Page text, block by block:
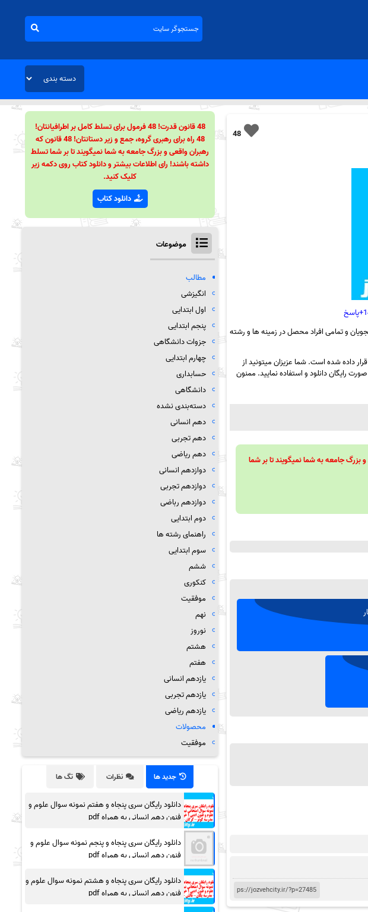
48
و تمامی افراد محصل در زمینه ها و رشته
داده شده است. شما عزیزان میتونید از
رایگان دانلود و استفاده نمایید. ممنون
رهبری گروه، جمع و زیر دستانتان! 48 قانون که رهبران واقعی و بزرگ جامعه به شما نمیگویند تا بر شما
48 قانون قدرت! 48 فرمول برای تسلط کامل بر اطرافیانتان!
48 راه برای رهبری گروه، جمع و زیر دستانتان! 48 قانون که
رهبران واقعی و بزرگ جامعه به شما نمیگویند تا بر شما تسلط
داشته باشند! رای اطلاعات بیشتر و دانلود کتاب روی دکمه زیر
کلیک کنید.
دانلود کتاب
موضوعات
مطالب
انگیزشی
اول ابتدایی
پنجم ابتدایی
جزوات دانشگاهی
چهارم ابتدایی
حسابداری
دانشگاهی
دسته‌بندی نشده
دهم انسانی
دهم تجربی
دهم ریاضی
دوازدهم انسانی
دوازدهم تجربی
دوازدهم رباضی
دوم ابتدایی
راهنمای رشته ها
سوم ابتدایی
ششم
کنکوری
موفقیت
نهم
نوروز
هشتم
هفتم
یازدهم انسانی
یازدهم تجربی
یازدهم ریاضی
محصولات
موفقیت
جدید ها نظرات تگ ها
دانلود رایگان سری پنجاه و هفتم نمونه سوال علوم و
فنون دهم انسانی به همراه pdf
دانلود رایگان سری پنجاه و پنجم نمونه سوال علوم و
فنون دهم انسانی به همراه pdf
دانلود رایگان سری پنجاه و هشتم نمونه سوال علوم و
فنون دهم انسانی به همراه pdf